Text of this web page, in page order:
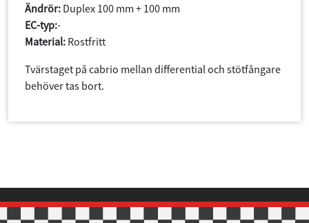
Ändrör: Duplex 100 mm + 100 mm
EC-typ:-
Material: Rostfritt
Tvärstaget på cabrio mellan differential och stötfångare
behöver tas bort.